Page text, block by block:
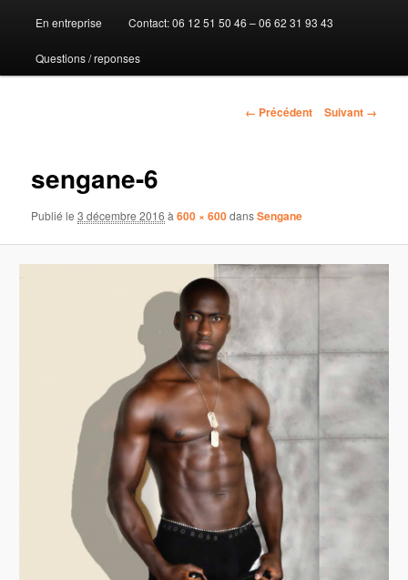
au
contenu
En entreprise Contact: 06 12 51 50 46 – 06 62 31 93 43
Questions / reponses
Navigation
← Précédent Suivant →
sengane-6
Publié le3 décembre 2016 à600 × 600dansSengane